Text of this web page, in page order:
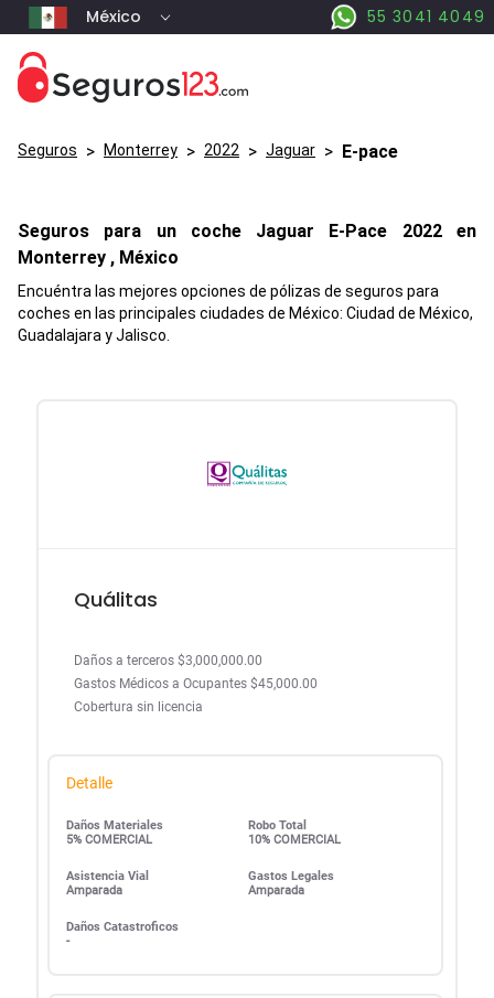
México 55 3041 4049
Seguros > Monterrey > 2022 > Jaguar > E-pace
Seguros para un coche Jaguar E-Pace 2022 en
Monterrey , México
Encuéntra las mejores opciones de pólizas de seguros para
coches en las principales ciudades de México: Ciudad de México,
Guadalajara y Jalisco.
Quálitas
Daños a terceros $3,000,000.00
Gastos Médicos a Ocupantes $45,000.00
Cobertura sin licencia
Detalle
Daños Materiales
5% COMERCIAL
Robo Total
10% COMERCIAL
Asistencia Vial
Amparada
Gastos Legales
Amparada
Daños Catastroficos
-